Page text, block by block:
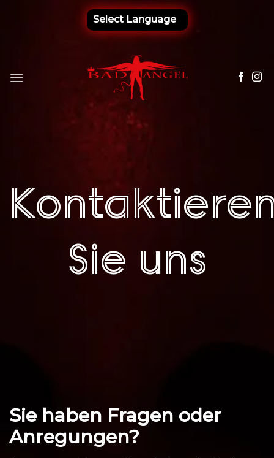
Sie uns
Sie haben Fragen oder
Anregungen?